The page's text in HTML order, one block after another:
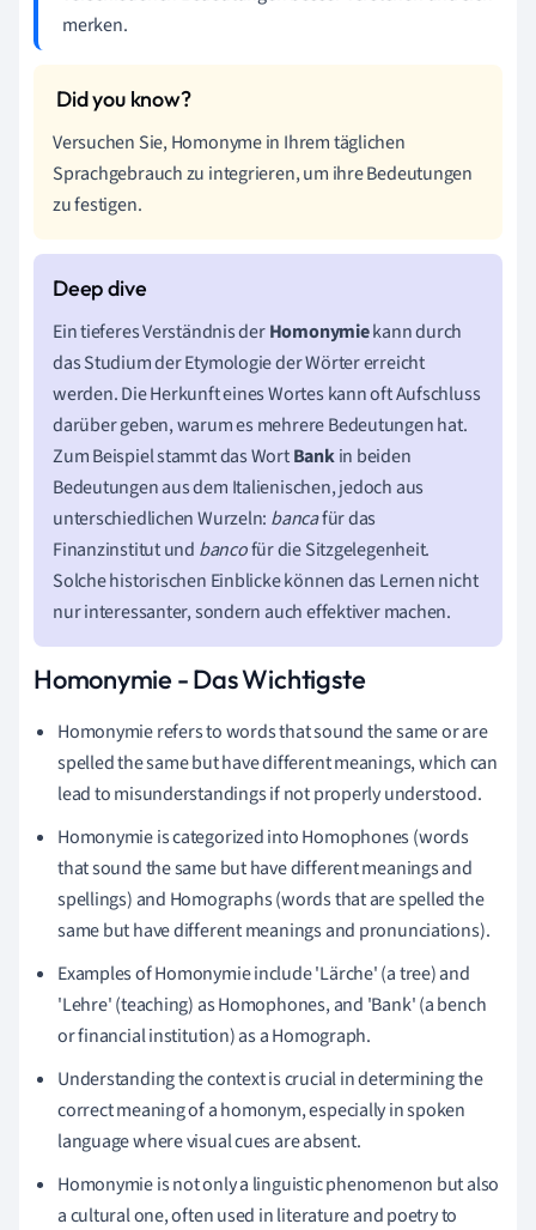
merken.
Versuchen Sie, Homonyme in Ihrem täglichen
Sprachgebrauch zu integrieren, um ihre Bedeutungen
zu festigen.
Ein tieferes Verständnis derHomonymiekann durch
das Studium der Etymologie der Wörter erreicht
werden. Die Herkunft eines Wortes kann oft Aufschluss
darüber geben, warum es mehrere Bedeutungen hat.
Zum Beispiel stammt das WortBankin beiden
Bedeutungen aus dem Italienischen, jedoch aus
unterschiedlichen Wurzeln: bancafür das
Finanzinstitut und bancofür die Sitzgelegenheit.
Solche historischen Einblicke können das Lernen nicht
nur interessanter, sondern auch effektiver machen.
Homonymie - Das Wichtigste
Homonymie refers to words that sound the same or are
spelled the same but have different meanings, which can
lead to misunderstandings if not properly understood.
Homonymie is categorized into Homophones (words
that sound the same but have different meanings and
spellings) and Homographs (words that are spelled the
same but have different meanings and pronunciations).
Examples of Homonymie include 'Lärche' (a tree) and
'Lehre' (teaching) as Homophones, and 'Bank' (a bench
or financial institution) as a Homograph.
Understanding the context is crucial in determining the
correct meaning of a homonym, especially in spoken
language where visual cues are absent.
Homonymie is not only a linguistic phenomenon but also
a cultural one, often used in literature and poetry to